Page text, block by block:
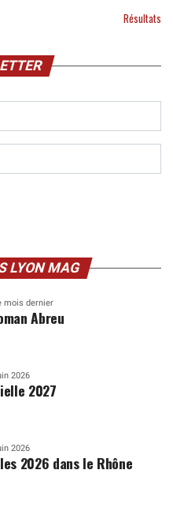
Résultats
LYON MAG
mois dernier
Abreu
2026
2027
2026
2026 dans le Rhône